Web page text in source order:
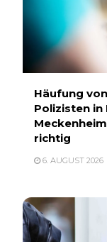
Häufung
Polizisten in
richtig
6. AUGUST 2026